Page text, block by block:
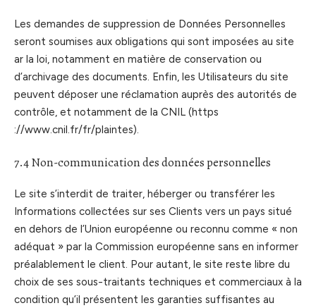
Les demandes de suppression de Données Personnelles
seront soumises aux obligations qui sont imposées au site
ar la loi, notamment en matière de conservation ou
d’archivage des documents. Enfin, les Utilisateurs du site
peuvent déposer une réclamation auprès des autorités de
contrôle, et notamment de la CNIL (https
://www.cnil.fr/fr/plaintes).
7.4 Non-communication des données personnelles
Le site s’interdit de traiter, héberger ou transférer les
Informations collectées sur ses Clients vers un pays situé
en dehors de l’Union européenne ou reconnu comme « non
adéquat » par la Commission européenne sans en informer
préalablement le client. Pour autant, le site reste libre du
choix de ses sous-traitants techniques et commerciaux à la
condition qu’il présentent les garanties suffisantes au